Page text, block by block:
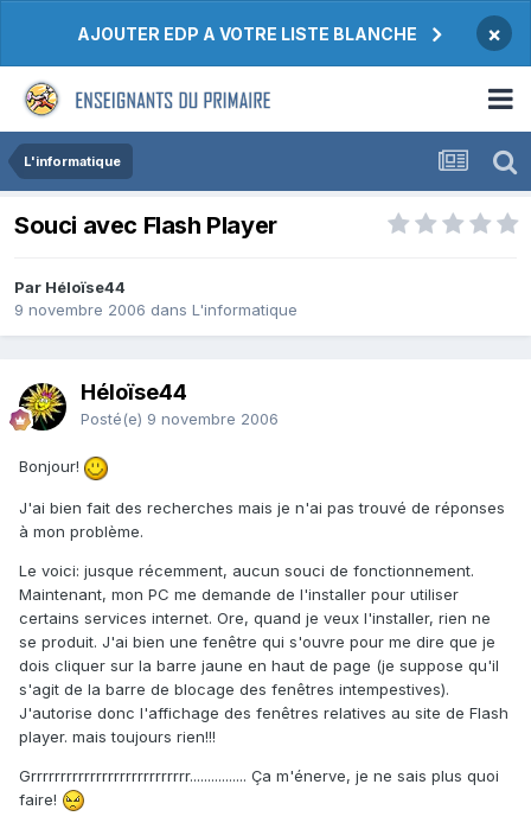
AJOUTER EDP A VOTRE LISTE BLANCHE ×
L'informatique
Souci avec Flash Player
Par Héloïse44
9 novembre 2006 dans L'informatique
Héloïse44
Posté(e) 9 novembre 2006
Bonjour!
J'ai bien fait des recherches mais je n'ai pas trouvé de réponses
à mon problème.
Le voici: jusque récemment, aucun souci de fonctionnement.
Maintenant, mon PC me demande de l'installer pour utiliser
certains services internet. Ore, quand je veux l'installer, rien ne
se produit. J'ai bien une fenêtre qui s'ouvre pour me dire que je
dois cliquer sur la barre jaune en haut de page (je suppose qu'il
s'agit de la barre de blocage des fenêtres intempestives).
J'autorise donc l'affichage des fenêtres relatives au site de Flash
player. mais toujours rien!!!
Grrrrrrrrrrrrrrrrrrrrrrrrrrr................ Ça m'énerve, je ne sais plus quoi
faire!